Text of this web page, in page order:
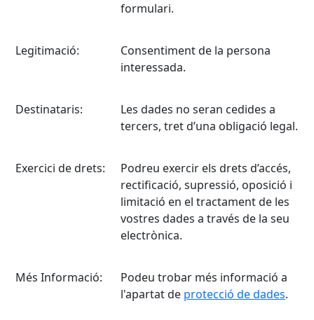
formulari.
Legitimació:
Consentiment de la persona
interessada.
Destinataris:
Les dades no seran cedides a
tercers, tret d’una obligació legal.
Exercici de drets:
Podreu exercir els drets d’accés,
rectificació, supressió, oposició i
limitació en el tractament de les
vostres dades a través de la seu
electrònica.
Més Informació:
Podeu trobar més informació a
l'apartat de protecció de dades.